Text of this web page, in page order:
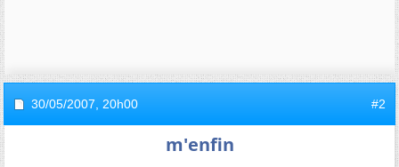
30/05/2007, 20h00 #2
m'enfin